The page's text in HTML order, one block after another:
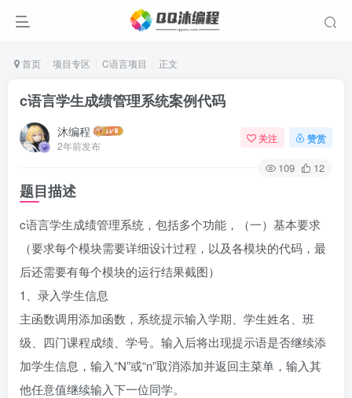
首页 项目专区 C语言项目 正文
c语言学生成绩管理系统案例代码
沐编程
2年前发布
关注 赞赏
109 12
题目描述
c语言学生成绩管理系统，包括多个功能，（一）基本要求
（要求每个模块需要详细设计过程，以及各模块的代码，最
后还需要有每个模块的运行结果截图）
1、录入学生信息
主函数调用添加函数，系统提示输入学期、学生姓名、班
级、四门课程成绩、学号。输入后将出现提示语是否继续添
加学生信息，输入“N”或“n”取消添加并返回主菜单，输入其
他任意值继续输入下一位同学。